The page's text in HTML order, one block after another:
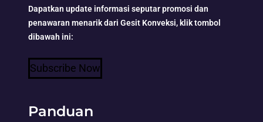
Dapatkan update informasi seputar promosi dan
penawaran menarik dari Gesit Konveksi, klik tombol
dibawah ini:
Subscribe Now
Panduan